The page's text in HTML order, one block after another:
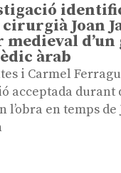
Joan
d’un
àrab
i Carmel
acceptada durant
l’obra en temps de